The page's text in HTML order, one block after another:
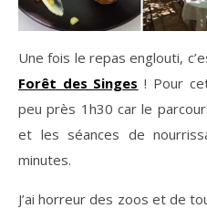
Une fois le repas englouti,
Forêt des Singes ! Pour
peu près 1h30 car le
et les séances de
minutes.
J’ai horreur des zoos et de